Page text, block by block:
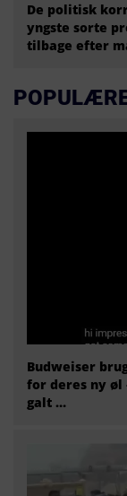
De politisk
yngste sorte
tilbage efter
Budweiser
for deres ny øl
galt …